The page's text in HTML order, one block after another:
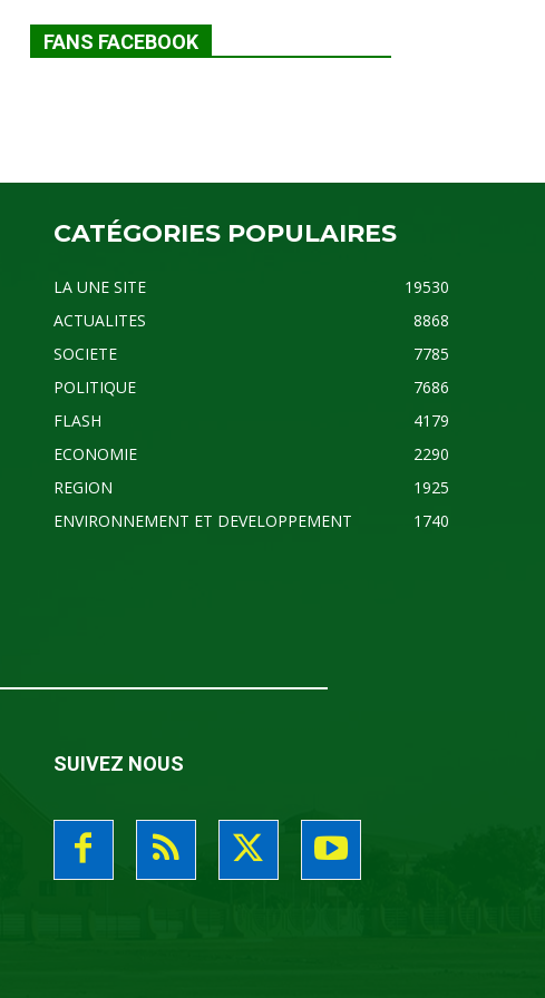
FANS FACEBOOK
CATÉGORIES POPULAIRES
LA UNE SITE
19530
ACTUALITES
8868
SOCIETE
7785
POLITIQUE
7686
FLASH
4179
ECONOMIE
2290
REGION
1925
ENVIRONNEMENT ET DEVELOPPEMENT
1740
SUIVEZ NOUS